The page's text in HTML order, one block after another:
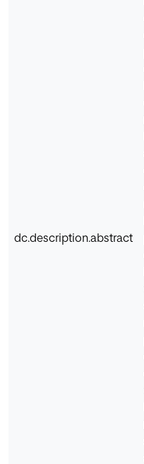
dc.description.abstract